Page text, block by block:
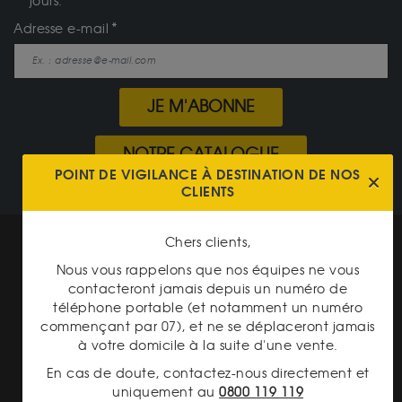
Adresse e-mail
JE M'ABONNE
NOTRE CATALOGUE
Mentions légales
CGV Gardienor
Cookies
Charte données personnelles
Conditions générales de vente
POINT DE VIGILANCE À DESTINATION DE NOS
CLIENTS
Chers clients,
Nous vous rappelons que nos équipes ne vous
contacteront jamais depuis un numéro de
téléphone portable (et notamment un numéro
commençant par 07), et ne se déplaceront jamais
à votre domicile à la suite d'une vente.
En cas de doute, contactez-nous directement et
uniquement au 0800 119 119